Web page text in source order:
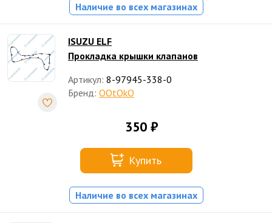
Наличие во всех магазинах
ISUZU ELF
Прокладка крышки клапанов
Артикул: 8-97945-338-0
Бренд: OOtOkO
350 ₽
Купить
Наличие во всех магазинах